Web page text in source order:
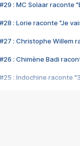
#29 : MC Solaar raconte
#28 : Lorie raconte "Je
#27 : Christophe Willem
#26 : Chimène Badi
#25 : Indochine raconte